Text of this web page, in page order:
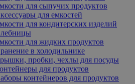
для сыпучих продуктов
для емкостей
для кондитерских изделий
для жидких продуктов
в холодильнике
пробки, чехлы для посуды
для продуктов
контейнеров для продуктов